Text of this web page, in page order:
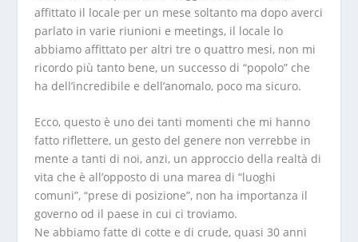
affittato il locale per un mese soltanto ma dopo averci
parlato in varie riunioni e meetings, il locale lo
abbiamo affittato per altri tre o quattro mesi, non mi
ricordo più tanto bene, un successo di “popolo” che
ha dell’incredibile e dell’anomalo, poco ma sicuro.
Ecco, questo è uno dei tanti momenti che mi hanno
fatto riflettere, un gesto del genere non verrebbe in
mente a tanti di noi, anzi, un approccio della realtà di
vita che è all’opposto di una marea di “luoghi
comuni”, “prese di posizione”, non ha importanza il
governo od il paese in cui ci troviamo.
Ne abbiamo fatte di cotte e di crude, quasi 30 anni